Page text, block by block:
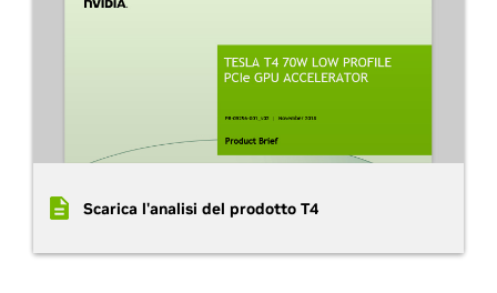
Scarica l'analisi del prodotto T4